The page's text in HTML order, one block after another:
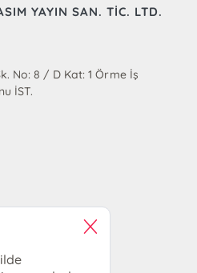
YAYIN SAN. TİC. LTD.
No: 8 / D Kat: 1 Örme İş
İST.